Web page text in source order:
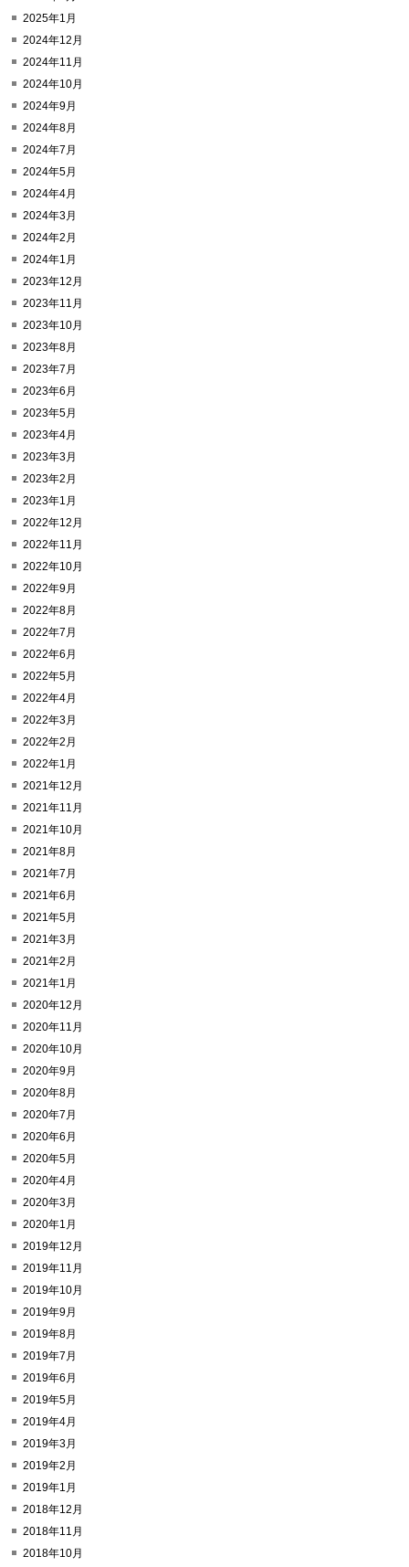
2025年1月
2024年12月
2024年11月
2024年10月
2024年9月
2024年8月
2024年7月
2024年5月
2024年4月
2024年3月
2024年2月
2024年1月
2023年12月
2023年11月
2023年10月
2023年8月
2023年7月
2023年6月
2023年5月
2023年4月
2023年3月
2023年2月
2023年1月
2022年12月
2022年11月
2022年10月
2022年9月
2022年8月
2022年7月
2022年6月
2022年5月
2022年4月
2022年3月
2022年2月
2022年1月
2021年12月
2021年11月
2021年10月
2021年8月
2021年7月
2021年6月
2021年5月
2021年3月
2021年2月
2021年1月
2020年12月
2020年11月
2020年10月
2020年9月
2020年8月
2020年7月
2020年6月
2020年5月
2020年4月
2020年3月
2020年1月
2019年12月
2019年11月
2019年10月
2019年9月
2019年8月
2019年7月
2019年6月
2019年5月
2019年4月
2019年3月
2019年2月
2019年1月
2018年12月
2018年11月
2018年10月